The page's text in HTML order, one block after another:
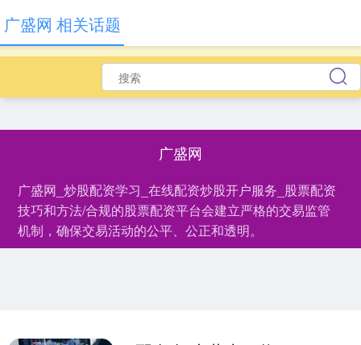
广盛网
广盛网_炒股配资学习_在线配资炒股开户服务_股票配资
技巧和方法/合规的股票配资平台会建立严格的交易监管
机制，确保交易活动的公平、公正和透明。
广盛网 相关话题